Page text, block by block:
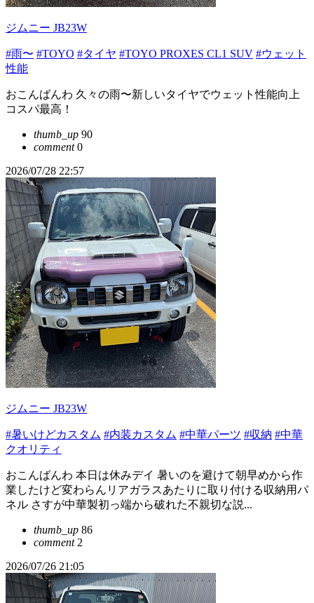
ジムニー JB23W
#雨〜 #TOYO #タイヤ #TOYO PROXES CL1 SUV #ウェット
性能
おこんばんわ 久々の雨〜新しいタイヤでウェット性能向上
コスパ最高！
thumb_up 90
comment0
2026/07/28 22:57
ジムニー JB23W
#暑いけどカスタム #内装カスタム #中華パーツ #収納 #中華
クオリティ
おこんばんわ 本日は休みデイ 暑いのを避けて朝早めから作
業したけど変わらんリアガラスあたりに取り付ける収納用パ
ネル さすが中華製初っ端から破れた不親切な説...
thumb_up 86
comment2
2026/07/26 21:05